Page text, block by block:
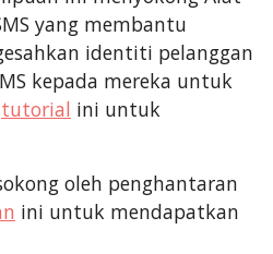
yang membantu
identiti pelanggan
kepada mereka untuk
tutorial ini untuk
oleh penghantaran
ini untuk mendapatkan